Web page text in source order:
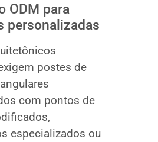
ODM para
personalizadas
postes de
com pontos de
especializados ou